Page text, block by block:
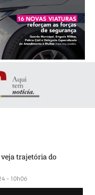
trajetória do
- 10h06